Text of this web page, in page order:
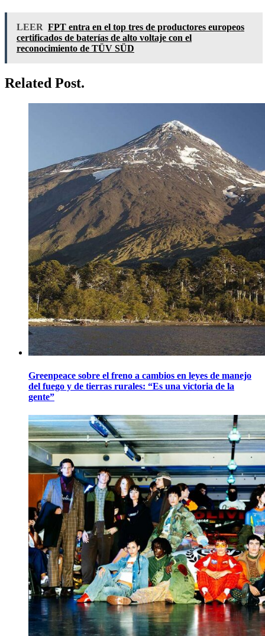
LEER FPT entra en el top tres de productores europeos
certificados de baterías de alto voltaje con el
reconocimiento de TÜV SÜD
Related Post.
Greenpeace sobre el freno a cambios en leyes de manejo
del fuego y de tierras rurales: “Es una victoria de la
gente”